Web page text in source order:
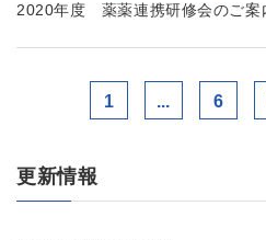
2020年度 薬薬連携研修会のご案
1 ... 6
更新情報